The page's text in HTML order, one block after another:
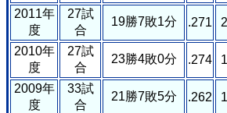
2011年
度
27試
合
19勝7敗1分 .271
2010年
度
27試
合
23勝4敗0分 .274
2009年
度
33試
合
21勝7敗5分 .262